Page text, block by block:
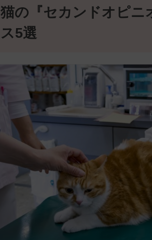
猫の『セカンドオピニ
ス5選